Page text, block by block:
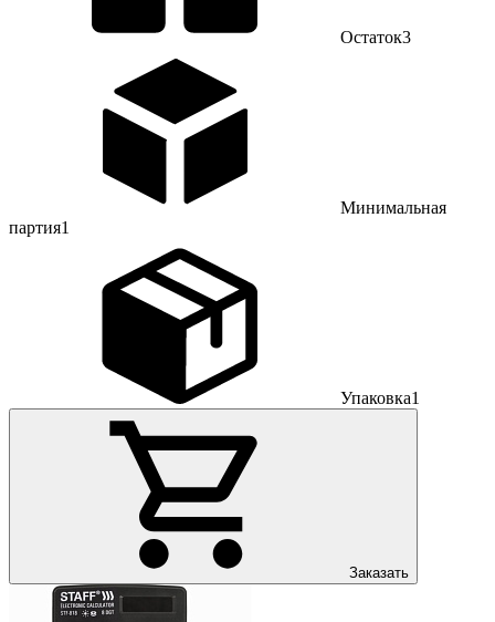
Остаток3
Минимальная
партия1
Упаковка1
Заказать